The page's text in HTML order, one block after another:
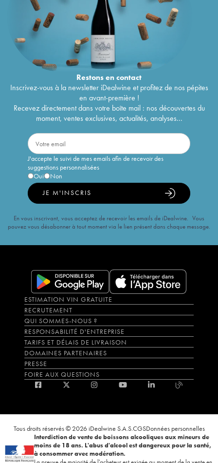
Restons encontact
Inscrivez-vous à la newsletter iDealwine et profitez de nos pépites
en avant-première !
Recevez directement dans votre boîte mail : nos découvertes du
moment, ventes exclusives, actualités, analyses...
J'accepte le suivi de mes emails afin de recevoir des
suggestions personnalisées
Oui
Non
JE M'INSCRIS
En vous inscrivant, vous acceptez de recevoir les emails de iDealwine. Vous
pouvez vous désabonner à tout moment via le lien présent dans chaque message.
ESTIMATION VIN GRATUITE
RECRUTEMENT
QUI SOMMES-NOUS ?
RESPONSABILITÉ D'ENTREPRISE
TARIFS ET DÉLAIS DE LIVRAISON
DOMAINES PARTENAIRES
PRESSE
FOIRE AUX QUESTIONS
Tous droits réservés © 2026 iDealwine S.A.S.CGSDonnées personnelles
Interdiction de vente de boissons alcooliques aux mineurs de
moins de 18 ans. L'abus d'alcool est dangereux pour la santé,
à consommer avec modération.